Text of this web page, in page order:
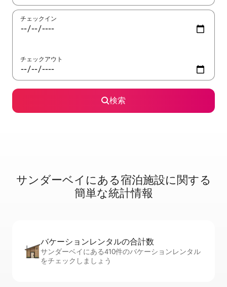
チェックイン
チェックアウト
検索
サンダーベイに⁠あ⁠る宿⁠泊⁠施⁠設⁠に関⁠す⁠る
簡⁠単⁠な統⁠計⁠情⁠報
バケーションレ⁠ン⁠タ⁠ル⁠の合⁠計⁠数
サンダーベイにある410件のバケーションレンタル
をチェックしましょう